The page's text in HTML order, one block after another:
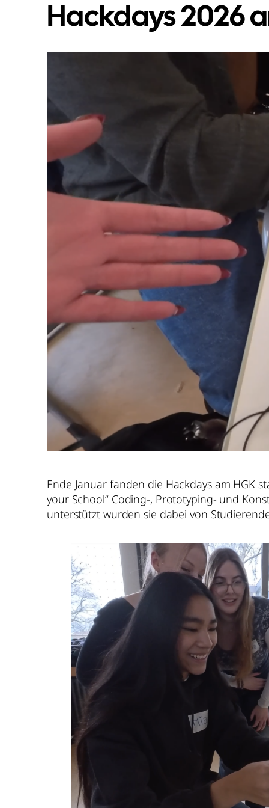
Hackdays 2026
Ende Januar fanden die Hackdays am HGK
your School“ Coding-, Prototyping- und
unterstützt wurden sie dabei von